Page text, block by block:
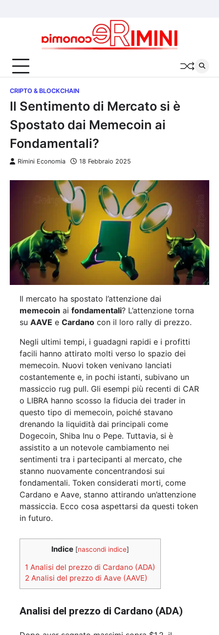
siamo
Policy
Policy
CRIPTO & BLOCKCHAIN
Il Sentimento di Mercato si è
Spostato dai Memecoin ai
Fondamentali?
Rimini Economia 18 Febbraio 2025
Il mercato ha spostato l’attenzione dai
memecoin ai fondamentali? L’attenzione torna
su AAVE e Cardano con il loro rally di prezzo.
Negli ultimi tempi, i guadagni rapidi e i profitti
facili hanno attirato molti verso lo spazio dei
memecoin. Nuovi token venivano lanciati
costantemente e, in pochi istanti, subivano un
massiccio rug pull. Gli esempi più recenti di CAR
o LIBRA hanno scosso la fiducia dei trader in
questo tipo di memecoin, poiché stavano
drenando la liquidità dai principali come
Dogecoin, Shiba Inu o Pepe. Tuttavia, si è
assistito a un notevole cambiamento nei
sentimenti tra i partecipanti al mercato, che
stanno nuovamente concentrandosi sui
fondamentali. Token considerati morti, come
Cardano e Aave, stanno attirando un’attenzione
massiccia. Ecco cosa aspettarsi da questi token
in futuro.
Indice [nascondi indice]
1 Analisi del prezzo di Cardano (ADA)
2 Analisi del prezzo di Aave (AAVE)
Analisi del prezzo di Cardano (ADA)